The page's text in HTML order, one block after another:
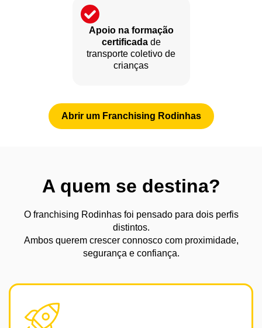
Apoio na formação
certificadade
transporte coletivo de
crianças
Abrir um Franchising Rodinhas
A quem se destina?
O franchising Rodinhas foi pensado para dois perfis
distintos.
Ambos querem crescer connosco com proximidade,
segurança e confiança.